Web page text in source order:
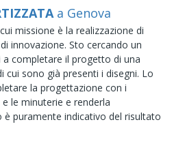
a Genova
missione è la realizzazione di
innovazione. Sto cercando un
completare il progetto di una
cui sono già presenti i disegni. Lo
la progettazione con i
le minuterie e renderla
puramente indicativo del risultato